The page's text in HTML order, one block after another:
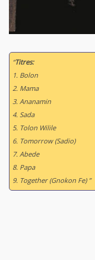
“Titres:
1. Bolon
2. Mama
3. Ananamin
4. Sada
5. Tolon Wilile
6. Tomorrow (Sadio)
7. Abede
8. Papa
9. Together (Gnokon Fe) ”